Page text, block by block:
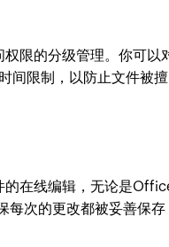
限的分级管理。你可以
间限制，以防止文件被
的在线编辑，无论是
次的更改都被妥善保存